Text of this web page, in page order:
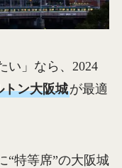
い」なら、2024
トン大阪城が最適
“特等席”の大阪城